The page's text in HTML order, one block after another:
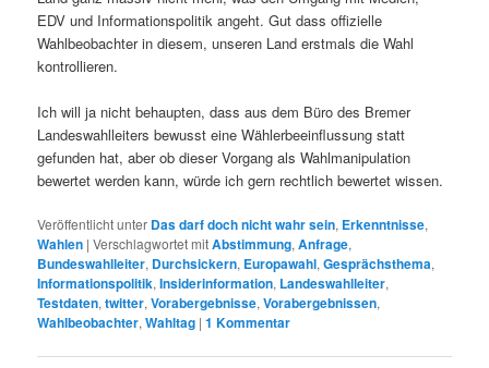
EDV und Informationspolitik angeht. Gut dass offizielle
Wahlbeobachter in diesem, unseren Land erstmals die Wahl
kontrollieren.
Ich will ja nicht behaupten, dass aus dem Büro des Bremer
Landeswahlleiters bewusst eine Wählerbeeinflussung statt
gefunden hat, aber ob dieser Vorgang als Wahlmanipulation
bewertet werden kann, würde ich gern rechtlich bewertet wissen.
Veröffentlicht unter Das darf doch nicht wahr sein, Erkenntnisse,
Wahlen |Verschlagwortet mitAbstimmung,Anfrage,
Bundeswahlleiter, Durchsickern, Europawahl,Gesprächsthema,
Informationspolitik,Insiderinformation, Landeswahlleiter,
Testdaten,twitter,Vorabergebnisse,Vorabergebnissen,
Wahlbeobachter,Wahltag |1 Kommentar